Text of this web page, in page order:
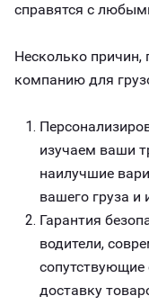
справятся с
Несколько
компанию для
изучаем ваши
наилучшие
вашего груза и
Гарантия
водители,
доставку